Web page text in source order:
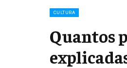
CULTURA
Quantos